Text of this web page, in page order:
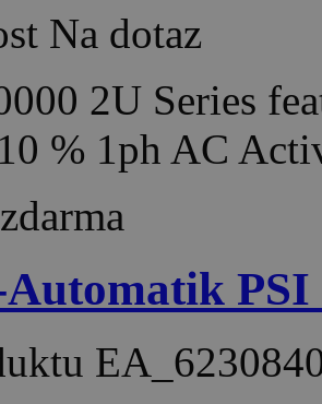
Na dotaz
2U Series
% 1ph AC
PSI